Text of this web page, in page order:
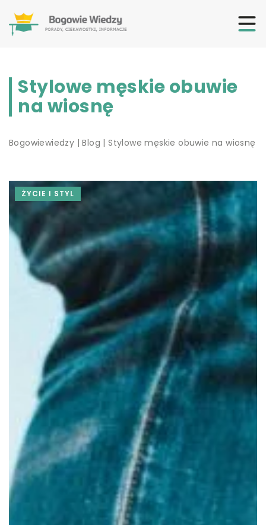
Stylowe męskie obuwie
na wiosnę
Bogowiewiedzy |Blog |Stylowe męskie obuwie na wiosnę
ŻYCIE I STYL